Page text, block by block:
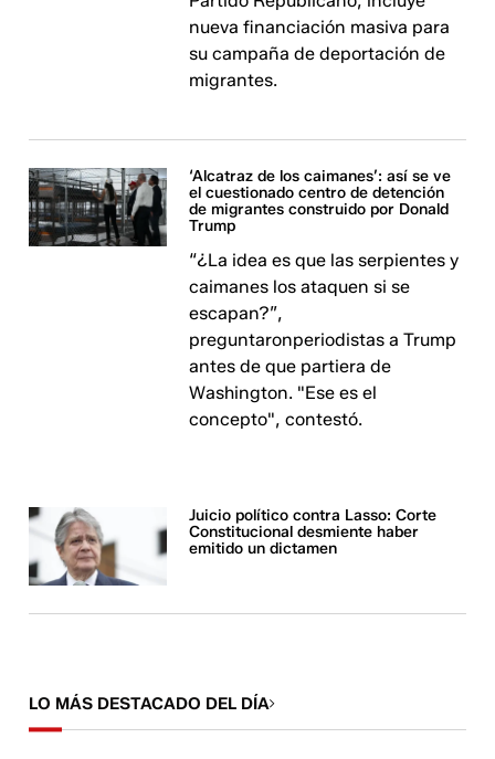
nueva financiación masiva para
su campaña de deportación de
migrantes.
‘Alcatraz de los caimanes’: así se ve
el cuestionado centro de detención
de migrantes construido por Donald
Trump
“¿La idea es que las serpientes y
caimanes los ataquen si se
escapan?”,
preguntaronperiodistas a Trump
antes de que partiera de
Washington. "Ese es el
concepto", contestó.
Juicio político contra Lasso: Corte
Constitucional desmiente haber
emitido un dictamen
LO MÁS DESTACADO DEL DÍA